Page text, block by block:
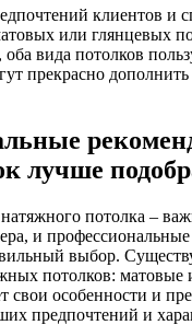
клиентов и
или глянцевых
оба вида потолков
прекрасно дополнить
лучше
потолка –
и
выбор.
потолков: матовые
свои особенности и
предпочтений и